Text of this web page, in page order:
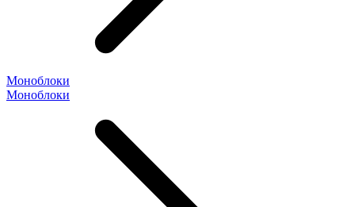
Моноблоки
Моноблоки